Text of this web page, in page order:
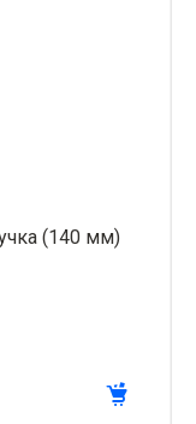
(140 мм)